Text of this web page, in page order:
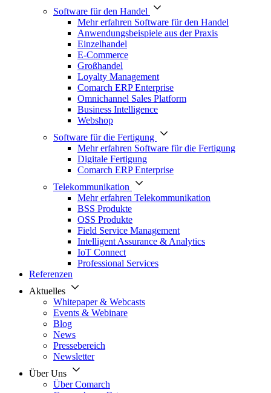
Software für den Handel
Mehr erfahren Software für den Handel
Anwendungsbeispiele aus der Praxis
Einzelhandel
E-Commerce
Großhandel
Loyalty Management
Comarch ERP Enterprise
Omnichannel Sales Platform
Business Intelligence
Webshop
Software für die Fertigung
Mehr erfahren Software für die Fertigung
Digitale Fertigung
Comarch ERP Enterprise
Telekommunikation
Mehr erfahren Telekommunikation
BSS Produkte
OSS Produkte
Field Service Management
Intelligent Assurance & Analytics
IoT Connect
Professional Services
Referenzen
Aktuelles
Whitepaper & Webcasts
Events & Webinare
Blog
News
Pressebereich
Newsletter
Über Uns
Über Comarch